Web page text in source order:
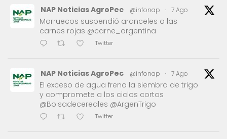
NAP Noticias AgroPec @infonap · 7 Ago
Marruecos suspendió aranceles a las
carnes rojas @carne_argentina
Twitter
NAP Noticias AgroPec @infonap · 7 Ago
El exceso de agua frena la siembra de trigo
y compromete a los ciclos cortos
@Bolsadecereales @ArgenTrigo
Twitter